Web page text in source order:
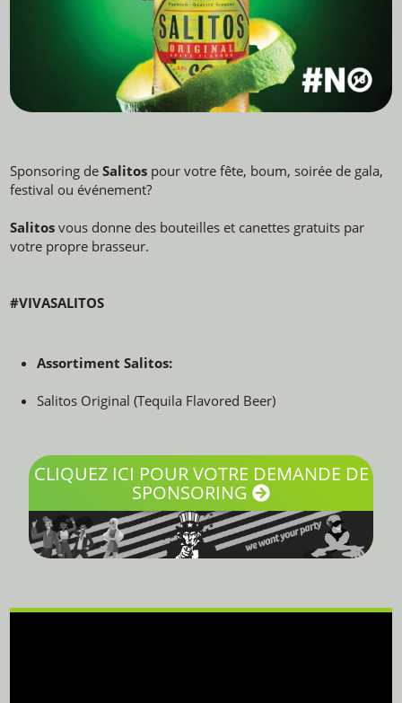
Sponsoring deSalitos pour votre fête, boum, soirée de gala,
festival ou événement?
Salitos vous donne des bouteilles et canettes gratuits par
votre propre brasseur.
#VIVASALITOS
Assortiment Salitos:
Salitos Original (Tequila Flavored Beer)
CLIQUEZ ICI POUR VOTRE DEMANDE DE
SPONSORING